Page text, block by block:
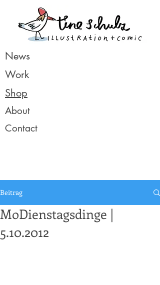
News
Work
Shop
About
Contact
Beitrag
MoDienstagsdinge |
5.10.2012